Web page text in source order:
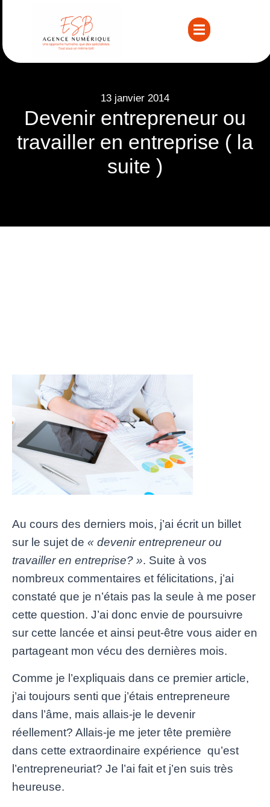
13 janvier 2014
Devenir entrepreneur ou
travailler en entreprise ( la
suite )
Au cours des derniers mois, j’ai écrit un billet
sur le sujet de « devenir entrepreneur ou
travailler en entreprise? ». Suite à vos
nombreux commentaires et félicitations, j’ai
constaté que je n’étais pas la seule à me poser
cette question. J’ai donc envie de poursuivre
sur cette lancée et ainsi peut-être vous aider en
partageant mon vécu des dernières mois.
Comme je l’expliquais dans ce premier article,
j’ai toujours senti que j’étais entrepreneure
dans l’âme, mais allais-je le devenir
réellement? Allais-je me jeter tête première
dans cette extraordinaire expérience qu’est
l’entrepreneuriat? Je l’ai fait et j’en suis très
heureuse.